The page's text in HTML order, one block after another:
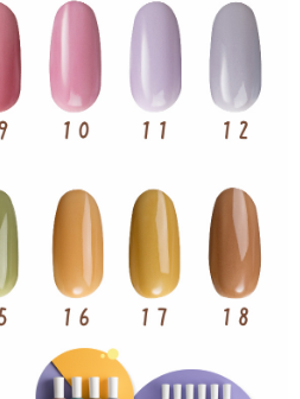
申辦者引起之損失，本公司不負相關責
將依據個別帳號之用戶狀況，依本公司即
有額度不足之情形，本公司將視審查結果
他人資訊註冊。若發現惡意使用之情形，
該用戶之使用額度並採取法律行動。
上)免運費